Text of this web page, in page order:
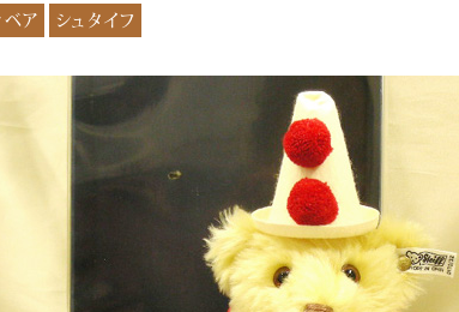
ベア シュタイフ